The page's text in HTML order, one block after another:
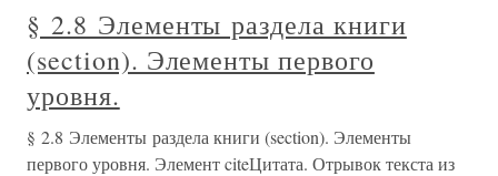
§ 2.8 Элементы раздела книги
(section). Элементы первого
уровня.
§ 2.8 Элементы раздела книги (section). Элементы
первого уровня. Элемент citeЦитата. Отрывок текста из